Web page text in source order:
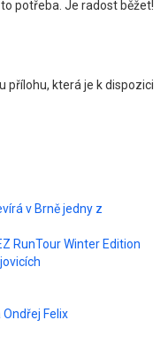
potřeba. Je radost běžet!
přílohu, která je k dispozici
v Brně jedny z
RunTour Winter Edition
Felix